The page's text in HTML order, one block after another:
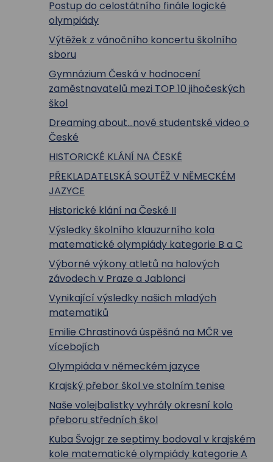
Postup do celostátního finále logické
olympiády
Výtěžek z vánočního koncertu školního
sboru
Gymnázium Česká v hodnocení
zaměstnavatelů mezi TOP 10 jihočeských
škol
Dreaming about...nové studentské video o
České
HISTORICKÉ KLÁNÍ NA ČESKÉ
PŘEKLADATELSKÁ SOUTĚŽ V NĚMECKÉM
JAZYCE
Historické klání na České II
Výsledky školního klauzurního kola
matematické olympiády kategorie B a C
Výborné výkony atletů na halových
závodech v Praze a Jablonci
Vynikající výsledky našich mladých
matematiků
Emilie Chrastinová úspěšná na MČR ve
vícebojích
Olympiáda v německém jazyce
Krajský přebor škol ve stolním tenise
Naše volejbalistky vyhrály okresní kolo
přeboru středních škol
Kuba Švojgr ze septimy bodoval v krajském
kole matematické olympiády kategorie A